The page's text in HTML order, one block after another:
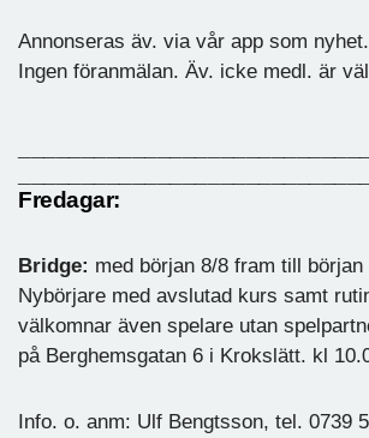
Annonseras äv. via vår app som nyhet.
Ingen föranmälan. Äv. icke medl. är
Fredagar:
Bridge: med början 8/8 fram till början
Nybörjare med avslutad kurs samt
välkomnar även spelare utan
på Berghemsgatan 6 i Krokslätt. kl
Info. o. anm: Ulf Bengtsson, tel. 0739